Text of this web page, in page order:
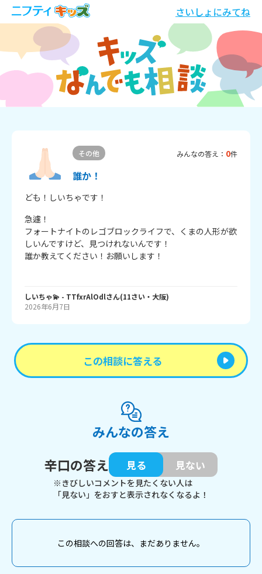
さいしょにみてね
その他 みんなの答え： 0件
誰か！
ども！しいちゃです！
急遽！
フォートナイトのレゴブロックライフで、くまの人形が欲
しいんですけど、見つけれないんです！
誰か教えてください！お願いします！
しいちゃ💫 - TTfxrAlOdlさん(11さい・ 大阪)
2026年6月7日
この相談に答える
みんなの答え
辛口の答え
見る 見ない
※きびしいコメントを見たくない人は
「見ない」をおすと表示されなくなるよ！
この相談への回答は、まだありません。